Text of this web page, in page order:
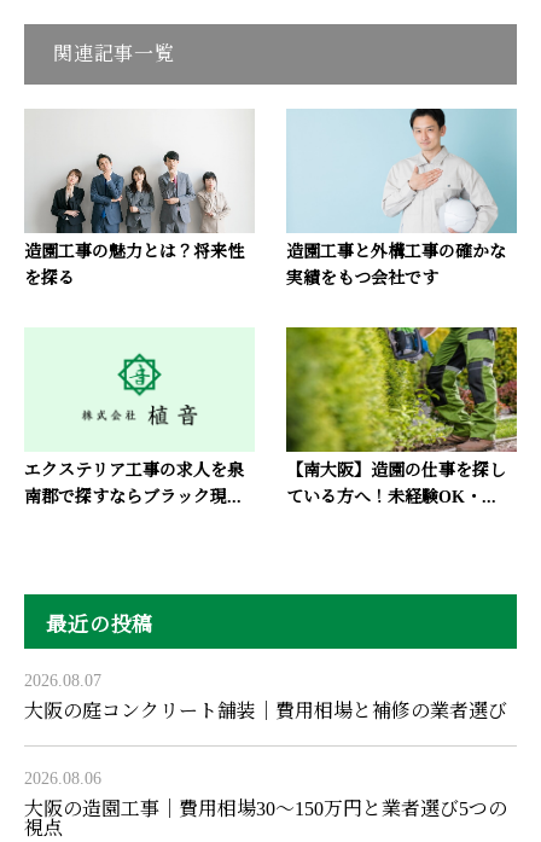
関連記事一覧
造園工事の魅力とは？将来性
を探る
造園工事と外構工事の確かな
実績をもつ会社です
エクステリア工事の求人を泉
南郡で探すならブラック現...
【南大阪】造園の仕事を探し
ている方へ！未経験OK・...
最近の投稿
2026.08.07
大阪の庭コンクリート舗装｜費用相場と補修の業者選び
2026.08.06
大阪の造園工事｜費用相場30〜150万円と業者選び5つの
視点